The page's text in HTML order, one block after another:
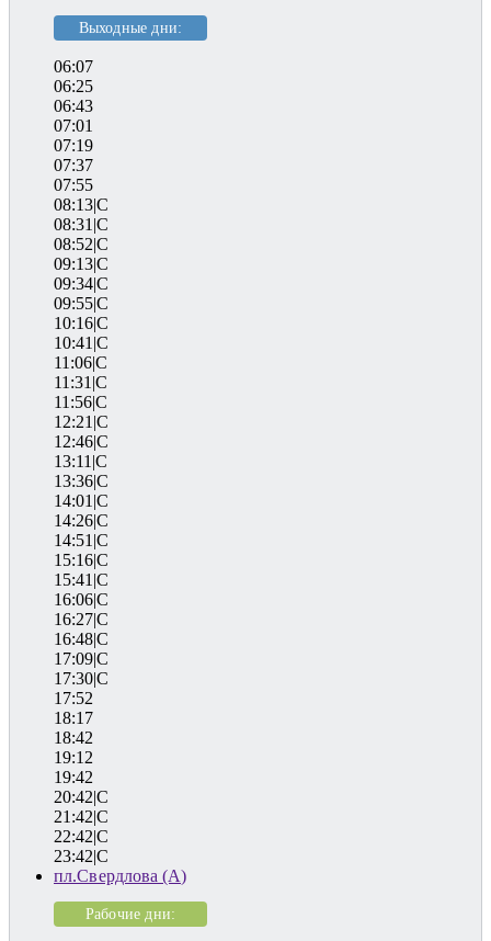
Выходные дни:
06:07
06:25
06:43
07:01
07:19
07:37
07:55
08:13|C
08:31|C
08:52|C
09:13|C
09:34|C
09:55|C
10:16|C
10:41|C
11:06|C
11:31|C
11:56|C
12:21|C
12:46|C
13:11|C
13:36|C
14:01|C
14:26|C
14:51|C
15:16|C
15:41|C
16:06|C
16:27|C
16:48|C
17:09|C
17:30|C
17:52
18:17
18:42
19:12
19:42
20:42|C
21:42|C
22:42|C
23:42|C
пл.Свердлова (А)
Рабочие дни: